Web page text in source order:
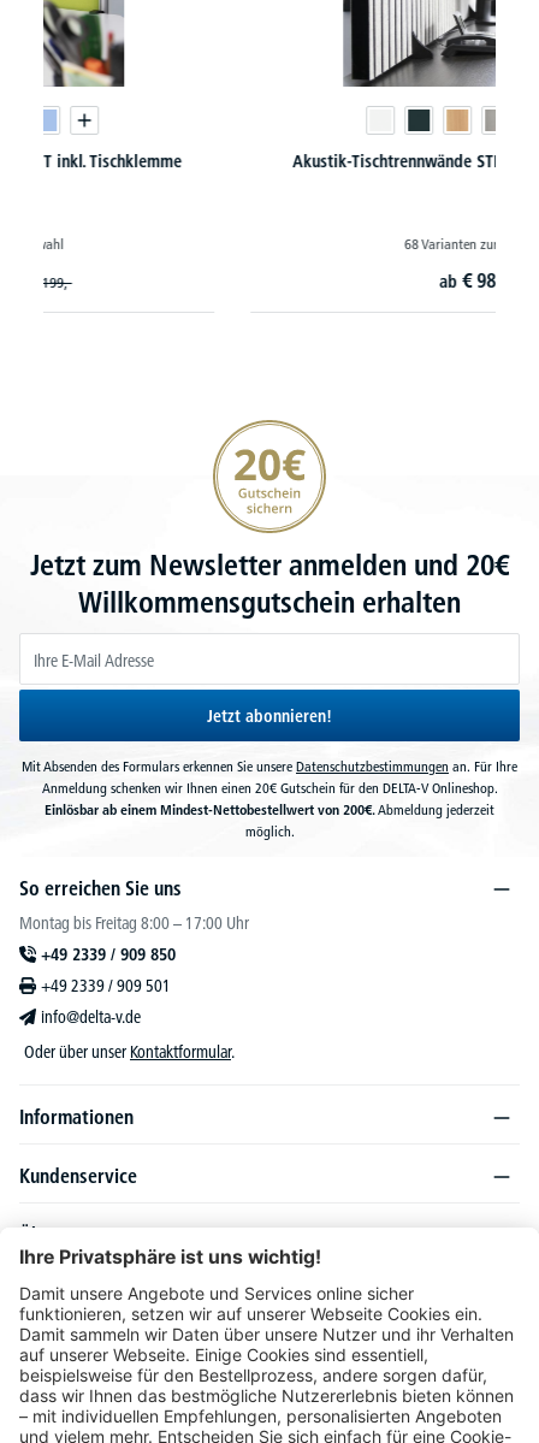
Akustik-Tischtrennwände STRAIGHT inkl. Standfüße
20€ Gutschein sichern
Jetzt zum Newsletter anmelden und 20€
Willkommensgutschein erhalten
Jetzt abonnieren!
Mit Absenden des Formulars erkennen Sie unsere Datenschutzbestimmungen an. Für Ihre
Anmeldung schenken wir Ihnen einen 20€ Gutschein für den DELTA-V Onlineshop.
Einlösbar ab einem Mindest-Nettobestellwert von 200€.Abmeldung jederzeit
möglich.
So erreichen Sie uns
Montag bis Freitag 8:00 – 17:00 Uhr
+49 2339 / 909 850
+49 2339 / 909 501
info@delta-v.de
Oder über unser Kontaktformular.
Informationen
Kundenservice
Über DELTA-V
Produktsortiment
Ratgeber
Folgen Sie uns auch auf